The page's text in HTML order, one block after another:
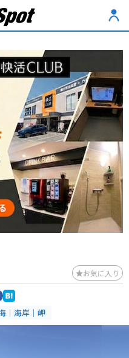
お気に入り
｜海岸｜岬